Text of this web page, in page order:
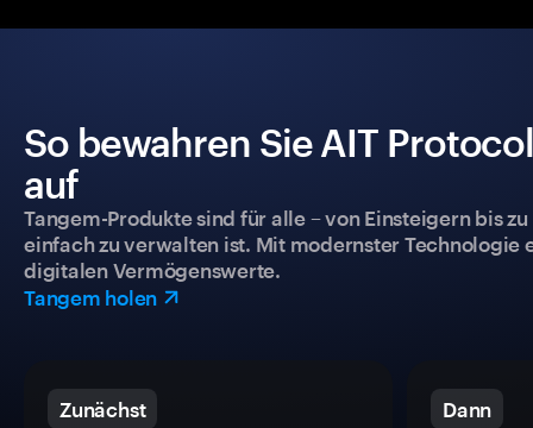
So bewahren Sie AIT
auf
Tangem-Produkte sind für alle – von Einsteigern bis
einfach zu verwalten ist. Mit modernster
digitalen Vermögenswerte.
Tangem holen
Zunächst Dann